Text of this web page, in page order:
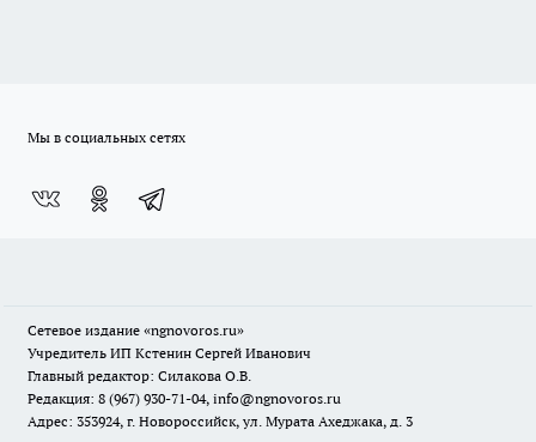
Мы в социальных сетях
Сетевое издание «ngnovoros.ru»
Учредитель ИП Кстенин Сергей Иванович
Главный редактор: Силакова О.В.
Редакция: 8 (967) 930-71-04, info@ngnovoros.ru
Адрес: 353924, г. Новороссийск, ул. Мурата Ахеджака, д. 3